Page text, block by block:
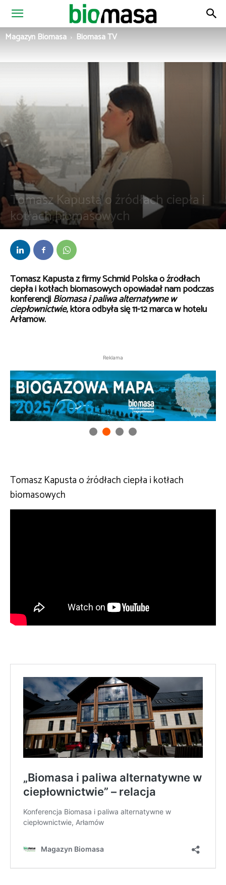
Magazyn
Biomasa
Magazyn Biomasa Biomasa TV
Biomasa TV
Tomasz Kapusta o źródłach ciepła i
kotłach biomasowych
Przez kaef-
Tomasz Kapusta z firmy Schmid Polska o źródłach
ciepła i kotłach biomasowych opowiadał nam podczas
konferencjiBiomasa i paliwa alternatywne w
ciepłownictwie, która odbyła się 11-12 marca w hotelu
Arłamów.
Reklama
Tomasz Kapusta o źródłach ciepła i kotłach
biomasowych